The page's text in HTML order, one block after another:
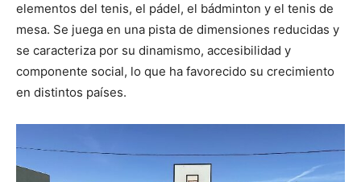
elementos del tenis, el pádel, el bádminton y el tenis de
mesa. Se juega en una pista de dimensiones reducidas y
se caracteriza por su dinamismo, accesibilidad y
componente social, lo que ha favorecido su crecimiento
en distintos países.